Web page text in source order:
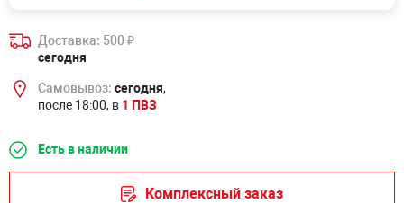
Доставка: 500₽
сегодня
Самовывоз: сегодня,
после 18:00, в 1 ПВЗ
Есть в наличии
Комплексный заказ